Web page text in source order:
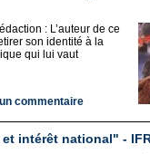
: L’auteur de ce
son identité à la
qui lui vaut
commentaire
intérêt national" -